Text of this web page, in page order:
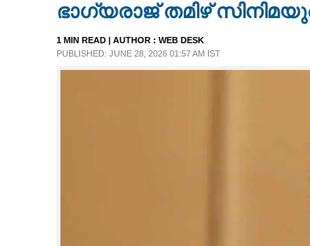
ഭാഗ്യരാജ് തമിഴ്
1 MIN READ | AUTHOR : WEB DESK
PUBLISHED: JUNE 28, 2026 01:57 AM IST